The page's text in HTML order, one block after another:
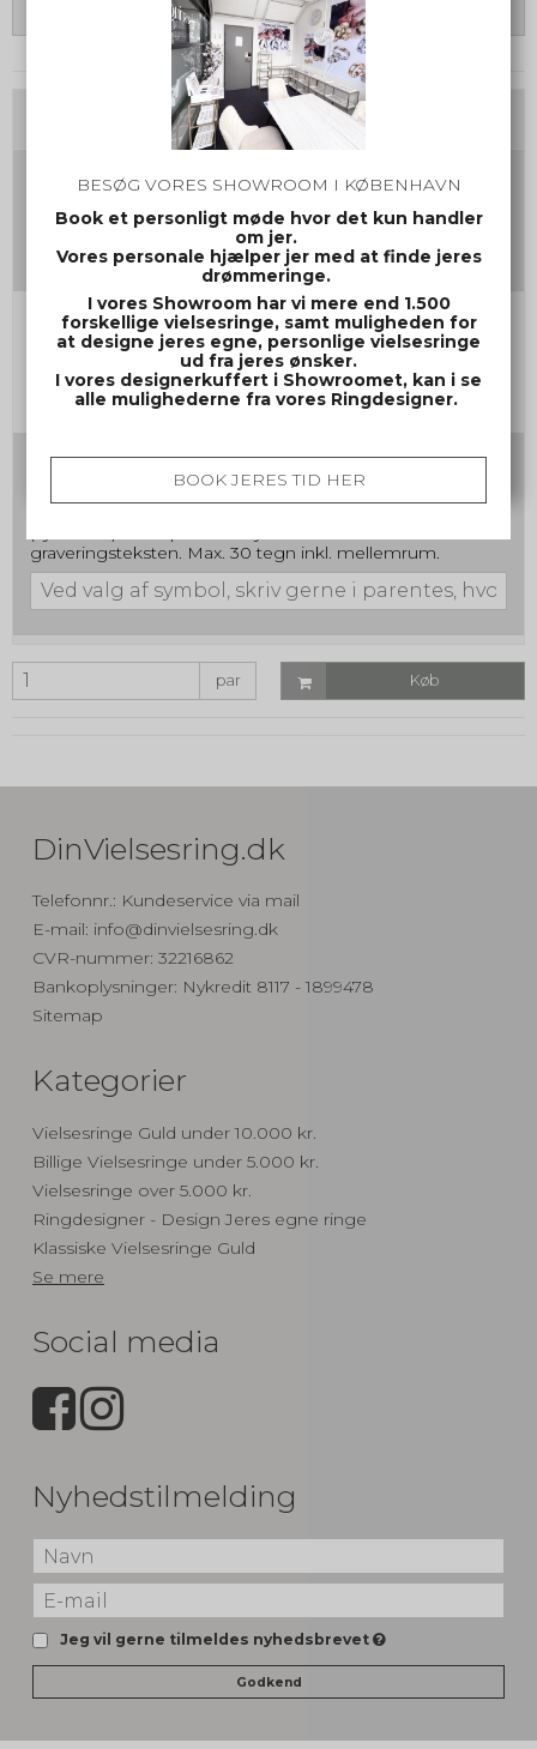
Gravering damering
(Max 30 tegn inkl mellemrum og evt. symbol)
Gravering herrering
(Max 30 tegn inkl mellemrum og evt. symbol)
Skrifttype nr. samt evt. symbol
Ved valg af symbol, skriv gerne i parentes, hvor symbolet
graveringsteksten. Max. 30 tegn inkl. mellemrum.
par Køb
DinVielsesring.dk
Telefonnr.: Kundeservice via mail
E-mail: info@dinvielsesring.dk
CVR-nummer: 32216862
Bankoplysninger: Nykredit 8117 - 1899478
Sitemap
Kategorier
Vielsesringe Guld under 10.000 kr.
Billige Vielsesringe under 5.000 kr.
Vielsesringe over 5.000 kr.
Ringdesigner - Design Jeres egne ringe
Klassiske Vielsesringe Guld
Se mere
Social media
Nyhedstilmelding
Jeg vil gerne tilmeldes nyhedsbrevet
Godkend
BESØG VORES SHOWROOM I KØBENHAVN
Book et personligt møde hvor det kun handler
om jer.
Vores personale hjælper jer med at finde jeres
drømmeringe.
I vores Showroom har vi mere end 1.500
forskellige vielsesringe, samt muligheden for
at designe jeres egne, personlige vielsesringe
ud fra jeres ønsker.
I vores designerkuffert i Showroomet, kan i se
alle mulighederne fra vores Ringdesigner.
BOOK JERES TID HER